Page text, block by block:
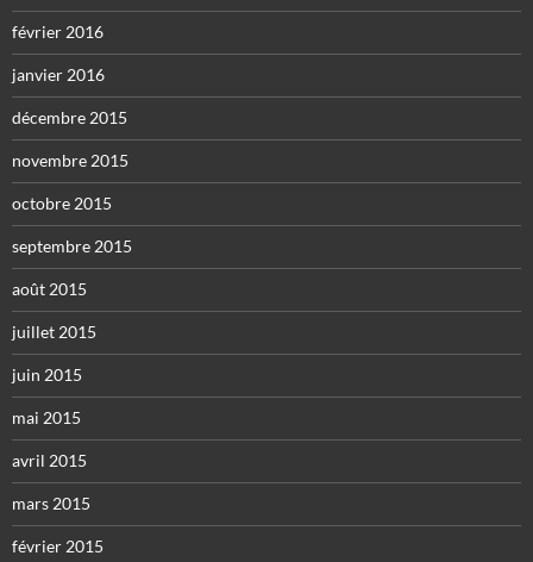
février 2016
janvier 2016
décembre 2015
novembre 2015
octobre 2015
septembre 2015
août 2015
juillet 2015
juin 2015
mai 2015
avril 2015
mars 2015
février 2015